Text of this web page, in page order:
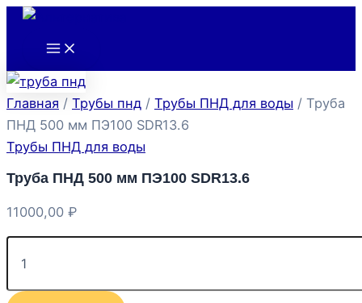
Перейти
содержимому
Main
Главная / Трубы пнд / Трубы ПНД для воды / Труба
ПНД 500 мм ПЭ100 SDR13.6
Трубы ПНД для воды
Труба ПНД 500 мм ПЭ100 SDR13.6
11000,00 ₽
Количество
товара
500
мм
ПЭ100
SDR13.6